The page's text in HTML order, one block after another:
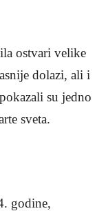
ostvari velike
dolazi, ali i
su jedno
sveta.
godine,